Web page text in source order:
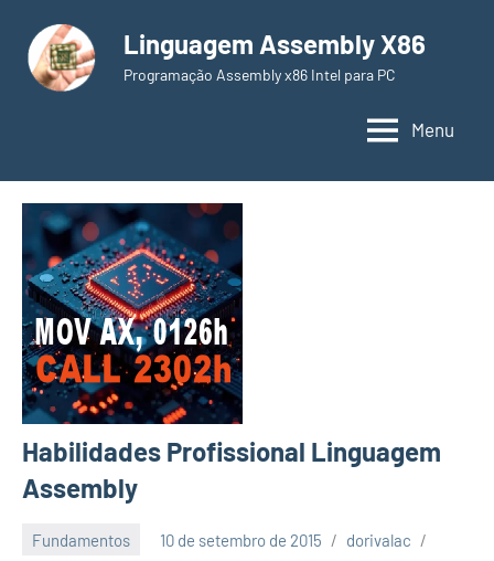
para
Linguagem Assembly X86
Programação Assembly x86 Intel para PC
Menu
Habilidades Profissional Linguagem
Assembly
Fundamentos 10 de setembro de 2015
dorivalac